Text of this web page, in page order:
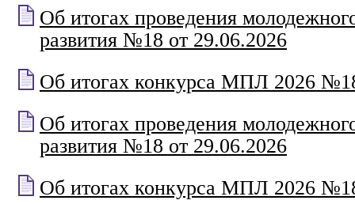
Об итогах проведения
развития №18 от 29.06.2026
Об итогах конкурса МПЛ 2026
Об итогах проведения
развития №18 от 29.06.2026
Об итогах конкурса МПЛ 2026